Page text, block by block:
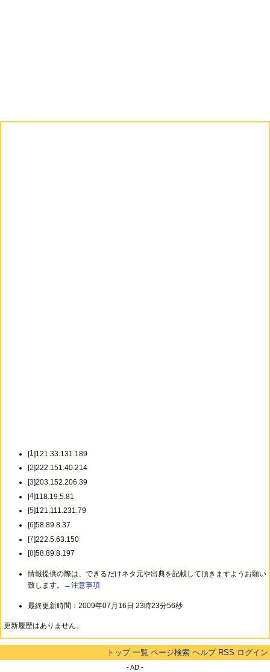
[1]121.33.131.189
[2]222.151.40.214
[3]203.152.206.39
[4]118.19.5.81
[5]121.111.231.79
[6]58.89.8.37
[7]222.5.63.150
[8]58.89.8.197
情報提供の際は、できるだけネタ元や出典を記載して頂きますようお願い
致します。→注意事項
最終更新時間：2009年07月16日 23時23分56秒
更新履歴はありません。
トップ 一覧 ページ検索 ヘルプ RSS ログイン
- AD -